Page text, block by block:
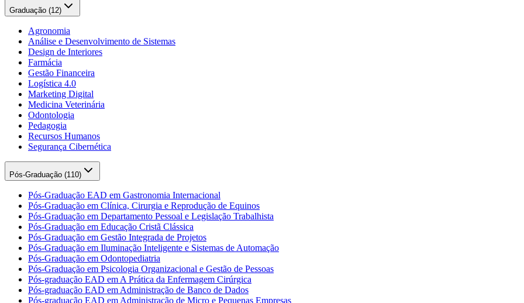
Graduação (12)
Agronomia
Análise e Desenvolvimento de Sistemas
Design de Interiores
Farmácia
Gestão Financeira
Logística 4.0
Marketing Digital
Medicina Veterinária
Odontologia
Pedagogia
Recursos Humanos
Segurança Cibernética
Pós-Graduação (110)
Pós-Graduação EAD em Gastronomia Internacional
Pós-Graduação em Clínica, Cirurgia e Reprodução de Equinos
Pós-Graduação em Departamento Pessoal e Legislação Trabalhista
Pós-Graduação em Educação Cristã Clássica
Pós-Graduação em Gestão Integrada de Projetos
Pós-Graduação em Iluminação Inteligente e Sistemas de Automação
Pós-Graduação em Odontopediatria
Pós-Graduação em Psicologia Organizacional e Gestão de Pessoas
Pós-graduação EAD em A Prática da Enfermagem Cirúrgica
Pós-graduação EAD em Administração de Banco de Dados
Pós-graduação EAD em Administração de Micro e Pequenas Empresas